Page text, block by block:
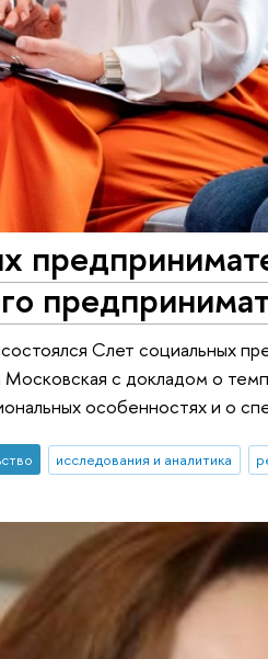
Слет социальных
с докладом о
особенностях и о
исследования и аналитика